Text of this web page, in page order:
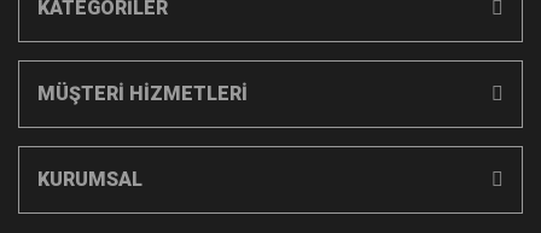
KATEGORİLER
MÜŞTERİ HİZMETLERİ
KURUMSAL